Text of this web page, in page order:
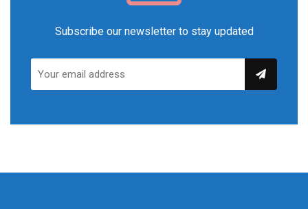
Subscribe our newsletter to stay updated